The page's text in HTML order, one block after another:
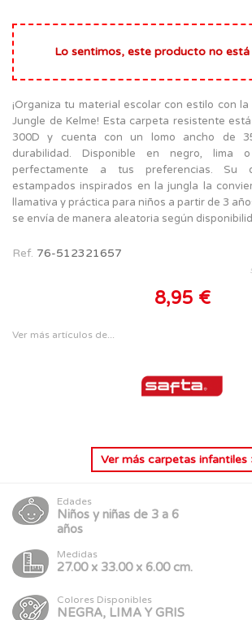
Lo sentimos, este producto no está
¡Organiza tu material escolar con estilo con la
Jungle de Kelme! Esta carpeta resistente
300D y cuenta con un lomo ancho de
durabilidad. Disponible en negro, lima
perfectamente a tus preferencias. Su
estampados inspirados en la jungla la
llamativa y práctica para niños a partir de 3
se envía de manera aleatoria según
Ref. 76-512321657
8,95 €
Ver más artículos de...
Ver más carpetas infantiles
Edades
Niños y niñas de 3 a 6
años
Medidas
27.00 x 33.00 x 6.00 cm.
Colores Disponibles
NEGRA, LIMA Y GRIS